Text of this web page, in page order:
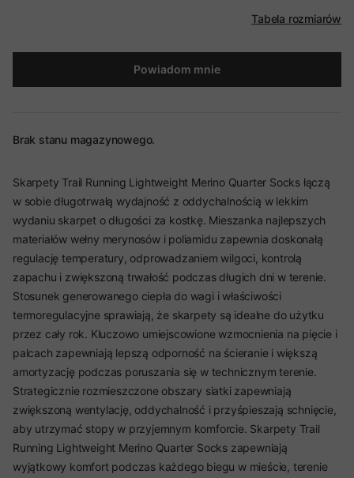
Tabela rozmiarów
Powiadom mnie
Brak stanu magazynowego.
Skarpety Trail Running Lightweight Merino Quarter Socks łączą
w sobie długotrwałą wydajność z oddychalnością w lekkim
wydaniu skarpet o długości za kostkę. Mieszanka najlepszych
materiałów wełny merynosów i poliamidu zapewnia doskonałą
regulację temperatury, odprowadzaniem wilgoci, kontrolą
zapachu i zwiększoną trwałość podczas długich dni w terenie.
Stosunek generowanego ciepła do wagi i właściwości
termoregulacyjne sprawiają, że skarpety są idealne do użytku
przez cały rok. Kluczowo umiejscowione wzmocnienia na pięcie i
palcach zapewniają lepszą odporność na ścieranie i większą
amortyzację podczas poruszania się w technicznym terenie.
Strategicznie rozmieszczone obszary siatki zapewniają
zwiększoną wentylację, oddychalność i przyśpieszają schnięcie,
aby utrzymać stopy w przyjemnym komforcie. Skarpety Trail
Running Lightweight Merino Quarter Socks zapewniają
wyjątkowy komfort podczas każdego biegu w mieście, terenie